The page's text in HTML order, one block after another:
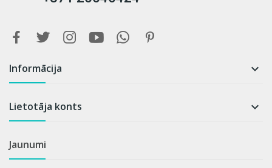
Informācija 
Lietotāja konts 
Jaunumi